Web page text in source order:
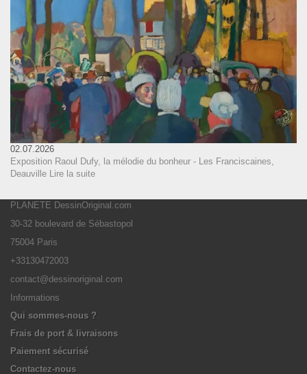
02.07.2026
Exposition Raoul Dufy, la mélodie du bonheur - Les Franciscaines,
Deauville Lire la suite
PLANETE DessinOriginal.com
30-32 boulevard de Sébastopol
75004 Paris
+33130472003
contact@dessinoriginal.com
Informations
Qui sommes-nous ?
Frais de port & livraisons
Paiement sécurisé
Contactez-nous